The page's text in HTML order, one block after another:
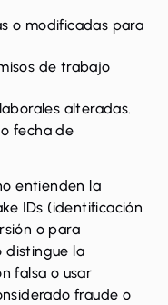
o modificadas para
de trabajo
alteradas.
fecha de
entienden la
IDs (identificación
o para
distingue la
falsa o usar
fraude o